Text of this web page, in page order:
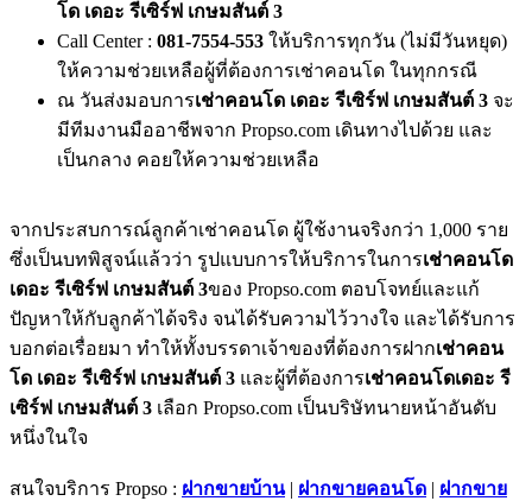
โด เดอะ รีเซิร์ฟ เกษมสันต์ 3
Call Center : 081-7554-553 ให้บริการทุกวัน (ไม่มีวันหยุด)
ให้ความช่วยเหลือผู้ที่ต้องการเช่าคอนโด ในทุกกรณี
ณ วันส่งมอบการเช่าคอนโด เดอะ รีเซิร์ฟ เกษมสันต์ 3 จะ
มีทีมงานมืออาชีพจาก Propso.com เดินทางไปด้วย และ
เป็นกลาง คอยให้ความช่วยเหลือ
จากประสบการณ์ลูกค้าเช่าคอนโด ผู้ใช้งานจริงกว่า 1,000 ราย
ซึ่งเป็นบทพิสูจน์แล้วว่า รูปแบบการให้บริการในการเช่าคอนโด
เดอะ รีเซิร์ฟ เกษมสันต์ 3ของ Propso.com ตอบโจทย์และแก้
ปัญหาให้กับลูกค้าได้จริง จนได้รับความไว้วางใจ และได้รับการ
บอกต่อเรื่อยมา ทำให้ทั้งบรรดาเจ้าของที่ต้องการฝากเช่าคอน
โด เดอะ รีเซิร์ฟ เกษมสันต์ 3 และผู้ที่ต้องการเช่าคอนโดเดอะ รี
เซิร์ฟ เกษมสันต์ 3 เลือก Propso.com เป็นบริษัทนายหน้าอันดับ
หนึ่งในใจ
สนใจบริการ Propso : ฝากขายบ้าน| ฝากขายคอนโด | ฝากขาย